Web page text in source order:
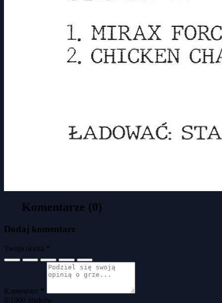
Komentarze (0)
Dodaj komentarz
Twoja ocena *
Komentarz *
0/1000 znaków